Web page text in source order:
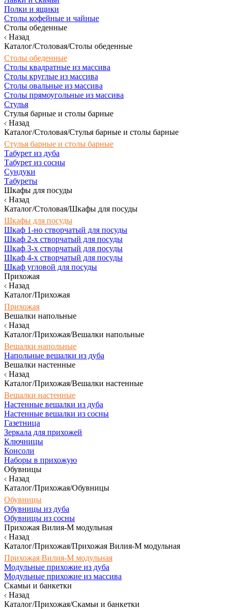
Полки и ящики
Столы кофейные и чайные
Столы обеденные
Назад
Каталог/Столовая/Столы обеденные
Столы обеденные
Столы квадратные из массива
Столы круглые из массива
Столы овальные из массива
Столы прямоугольные из массива
Стулья
Стулья барные и столы барные
Назад
Каталог/Столовая/Стулья барные и столы барные
Стулья барные и столы барные
Табурет из дуба
Табурет из сосны
Сундуки
Табуреты
Шкафы для посуды
Назад
Каталог/Столовая/Шкафы для посуды
Шкафы для посуды
Шкаф 1-но створчатый для посуды
Шкаф 2-х створчатый для посуды
Шкаф 3-х створчатый для посуды
Шкаф 4-х створчатый для посуды
Шкаф угловой для посуды
Прихожая
Назад
Каталог/Прихожая
Прихожая
Вешалки напольные
Назад
Каталог/Прихожая/Вешалки напольные
Вешалки напольные
Напольные вешалки из дуба
Вешалки настенные
Назад
Каталог/Прихожая/Вешалки настенные
Вешалки настенные
Настенные вешалки из дуба
Настенные вешалки из сосны
Газетница
Зеркала для прихожей
Ключницы
Консоли
Наборы в прихожую
Обувницы
Назад
Каталог/Прихожая/Обувницы
Обувницы
Обувницы из дуба
Обувницы из сосны
Прихожая Вилия-М модульная
Назад
Каталог/Прихожая/Прихожая Вилия-М модульная
Прихожая Вилия-М модульная
Модульные прихожие из дуба
Модульные прихожие из массива
Скамьи и банкетки
Назад
Каталог/Прихожая/Скамьи и банкетки